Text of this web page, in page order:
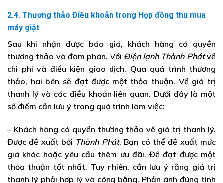
2.4. Thương thảo Điều khoản trong Hợp đồng thu mua
máy giặt
Sau khi nhận được báo giá, khách hàng có quyền
thương thảo và đàm phán. Với Điện lạnh Thành Phátvề
chi phí và điều kiện giao dịch. Qua quá trình thương
thảo, hai bên sẽ đạt được một thỏa thuận. Về giá trị
thanh lý và các điều khoản liên quan. Dưới đây là một
số điểm cần lưu ý trong quá trình làm việc:
– Khách hàng có quyền thương thảo về giá trị thanh lý.
Được đề xuất bởi Thành Phát. Bạn có thể đề xuất mức
giá khác hoặc yêu cầu thêm ưu đãi. Để đạt được một
thỏa thuận tốt nhất. Tuy nhiên, cần lưu ý rằng giá trị
thanh lý phải hợp lý và công bằng. Phản ánh đúng tình